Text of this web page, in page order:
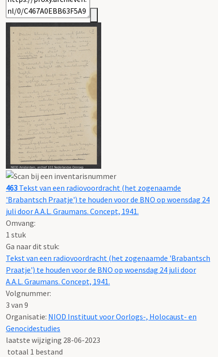
463 Tekst van een radiovoordracht (het zogenaamde
'Brabantsch Praatje') te houden voor de BNO op woensdag 24
juli door A.A.L. Graumans. Concept, 1941.
Omvang:
1 stuk
Ga naar dit stuk:
Tekst van een radiovoordracht (het zogenaamde 'Brabantsch
Praatje') te houden voor de BNO op woensdag 24 juli door
A.A.L. Graumans. Concept, 1941.
Volgnummer:
3 van 9
Organisatie: NIOD Instituut voor Oorlogs-, Holocaust- en
Genocidestudies
laatste wijziging 28-06-2023
totaal 1 bestand